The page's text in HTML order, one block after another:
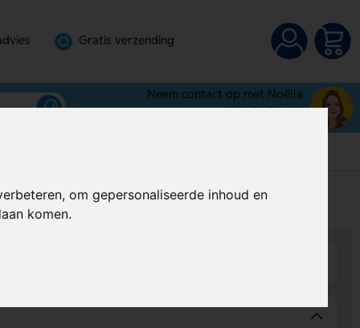
om gepersonaliseerde inhoud en
komen.
Gratis verzending
Neem contact op met Noëlla
072-3030100
Prijs op aanvraag